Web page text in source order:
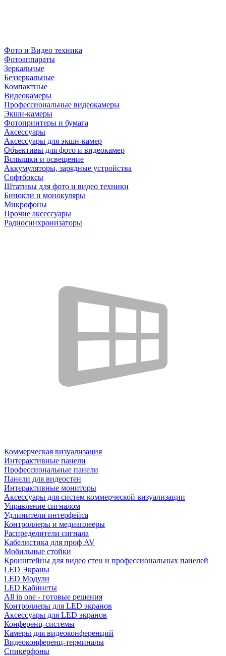
Фото и Видео техника
Фотоаппараты
Зеркальные
Беззеркальные
Компактные
Видеокамеры
Профессиональные видеокамеры
Экшн-камеры
Фотопринтеры и бумага
Аксессуары
Аксессуары для экшн-камер
Объективы для фото и видеокамер
Вспышки и освещение
Аккумуляторы, зарядные устройства
Софтбоксы
Штативы для фото и видео техники
Бинокли и монокуляры
Микрофоны
Прочие аксессуары
Радиосинхронизаторы
Коммерческая визуализация
Интерактивные панели
Профессиональные панели
Панели для видеостен
Интерактивные мониторы
Аксессуары для систем коммерческой визуализации
Управление сигналом
Удлинители интерфейса
Контроллеры и медиаплееры
Распределители сигнала
Кабелистика для проф AV
Мобильные стойки
Кронштейны для видео стен и профессиональных панелей
LED Экраны
LED Модули
LED Кабинеты
All in one - готовые решения
Контроллеры для LED экранов
Аксессуары для LED экранов
Конференц-системы
Камеры для видеоконференций
Видеоконференц-терминалы
Спикерфоны